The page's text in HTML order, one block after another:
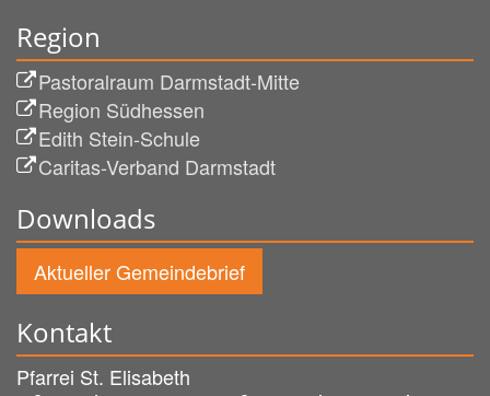
Region
Pastoralraum Darmstadt-Mitte
Region Südhessen
Edith Stein-Schule
Caritas-Verband Darmstadt
Downloads
Aktueller Gemeindebrief
Kontakt
Pfarrei St. Elisabeth